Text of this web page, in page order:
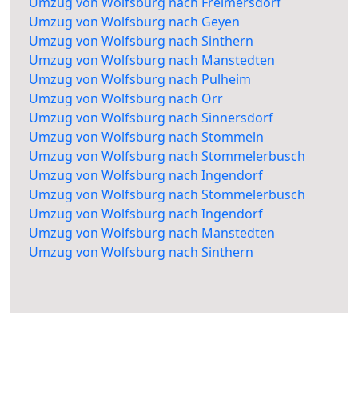
Umzug von Wolfsburg nach Geyen
Umzug von Wolfsburg nach Sinthern
Umzug von Wolfsburg nach Manstedten
Umzug von Wolfsburg nach Pulheim
Umzug von Wolfsburg nach Orr
Umzug von Wolfsburg nach Sinnersdorf
Umzug von Wolfsburg nach Stommeln
Umzug von Wolfsburg nach Stommelerbusch
Umzug von Wolfsburg nach Ingendorf
Umzug von Wolfsburg nach Stommelerbusch
Umzug von Wolfsburg nach Ingendorf
Umzug von Wolfsburg nach Manstedten
Umzug von Wolfsburg nach Sinthern